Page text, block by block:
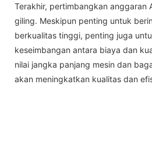
Terakhir, pertimbangkan anggaran
giling. Meskipun penting untuk
berkualitas tinggi, penting juga
keseimbangan antara biaya dan
nilai jangka panjang mesin dan
akan meningkatkan kualitas dan